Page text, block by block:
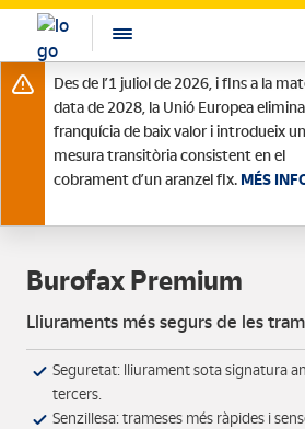
Des de l’1 juliol de 2026, i fins a la
data de 2028, la Unió Europea
franquícia de baix valor i introdueix
mesura transitòria consistent en el
cobrament d’un aranzel fix. MÉS
Burofax Premium
Lliuraments més segurs de les
Seguretat: lliurament sota signatura
tercers.
Senzillesa: trameses més ràpides i